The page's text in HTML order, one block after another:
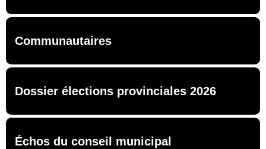
Communautaires
Dossier élections provinciales 2026
Échos du conseil municipal